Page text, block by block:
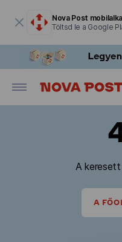
Nova Post
Töltsd le a Google
A
A